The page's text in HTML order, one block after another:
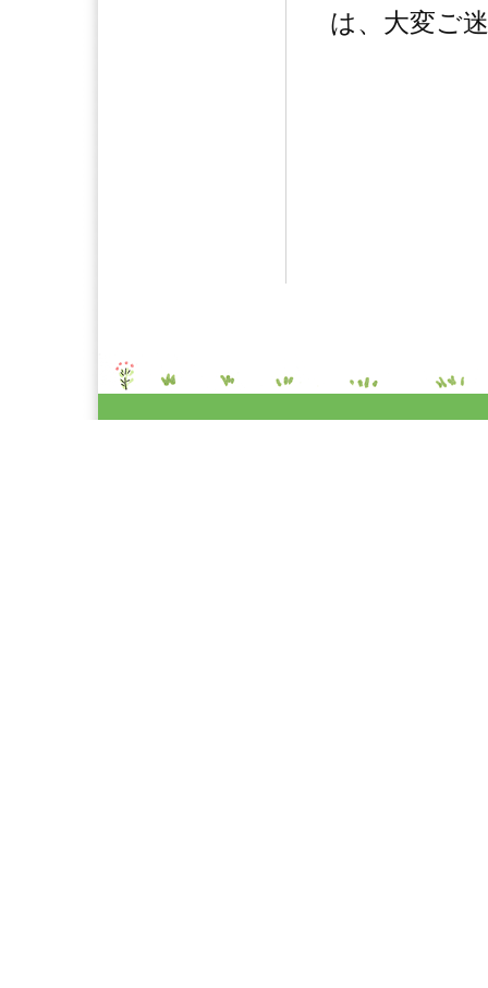
は、大変ご